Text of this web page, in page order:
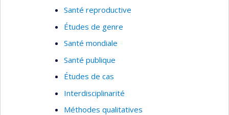
Santé reproductive
Études de genre
Santé mondiale
Santé publique
Études de cas
Interdisciplinarité
Méthodes qualitatives